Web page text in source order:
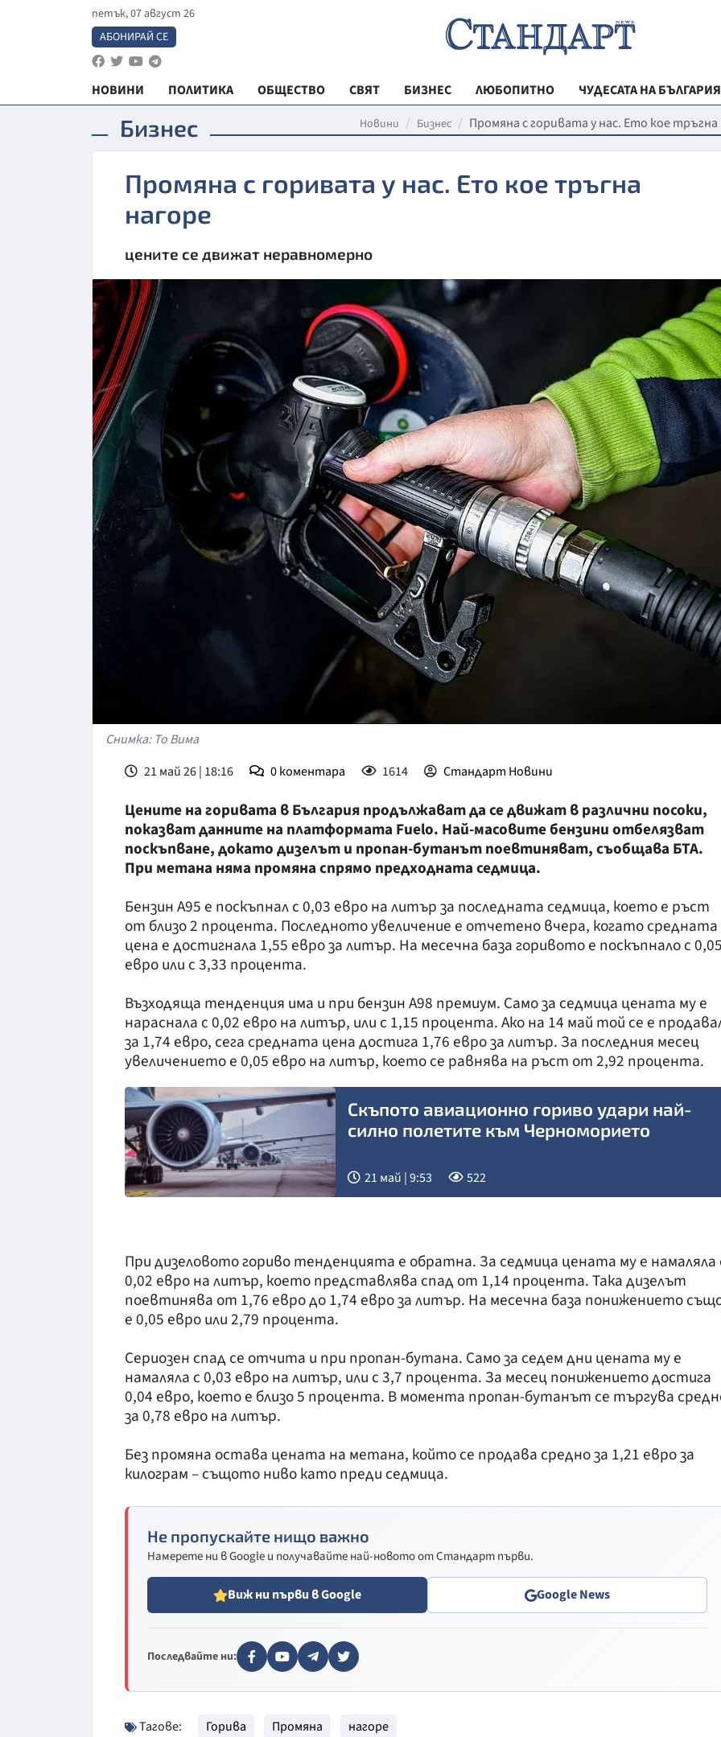
петък, 07 август 26
АБОНИРАЙ СЕ
НОВИНИ ПОЛИТИКА ОБЩЕСТВО СВЯТ БИЗНЕС ЛЮБОПИТНО
ЧУДЕСАТА НА БЪЛГАРИЯ
РЕГИОНАЛНИ
ВЕСТНИК
МЛАДЕЖКА
ТЕХНОЛОГИИ
ДА!НА
ДА! НА
КУЛТУРА
ПРАВОСЪДИЕ
КРИМИ
ВОЙНАТА В
ВРЕМЕТО
Бизнес Новини Бизнес Промяна с горивата у нас. Ето кое тръгна
Промяна с горивата у нас. Ето кое тръгна
нагоре
цените се движат неравномерно
Снимка: То Вима
21 май 26 | 18:16
0коментара 1614 Стандарт Новини
Цените на горивата в България продължават да се движат в различни посоки,
показват данните на платформата Fuelo. Най-масовите бензини отбелязват
поскъпване, докато дизелът и пропан-бутанът поевтиняват, съобщава БТА.
При метана няма промяна спрямо предходната седмица.
Бензин А95 е поскъпнал с 0,03 евро на литър за последната седмица, което е ръст
от близо 2 процента. Последното увеличение е отчетено вчера, когато средната
цена е достигнала 1,55 евро за литър. На месечна база горивото е поскъпнало с
евро или с 3,33 процента.
Възходяща тенденция има и при бензин А98 премиум. Само за седмица цената му е
нараснала с 0,02 евро на литър, или с 1,15 процента. Ако на 14 май той се е
за 1,74 евро, сега средната цена достига 1,76 евро за литър. За последния месец
увеличението е 0,05 евро на литър, което се равнява на ръст от 2,92 процента.
Скъпото авиационно гориво удари най-
силно полетите към Черноморието
21 май | 9:53 522
При дизеловото гориво тенденцията е обратна. За седмица цената му е намаляла
0,02 евро на литър, което представлява спад от 1,14 процента. Така дизелът
поевтинява от 1,76 евро до 1,74 евро за литър. На месечна база понижението
е 0,05 евро или 2,79 процента.
Сериозен спад се отчита и при пропан-бутана. Само за седем дни цената му е
намаляла с 0,03 евро на литър, или с 3,7 процента. За месец понижението достига
0,04 евро, което е близо 5 процента. В момента пропан-бутанът се търгува
за 0,78 евро на литър.
Без промяна остава цената на метана, който се продава средно за 1,21 евро за
килограм – същото ниво като преди седмица.
Не пропускайте нищо важно
Намерете ни в Google и получавайте най-новото от Стандарт първи.
Виж ни първи в Google Google News
Последвайте ни:
Тагове: Горива Промяна нагоре